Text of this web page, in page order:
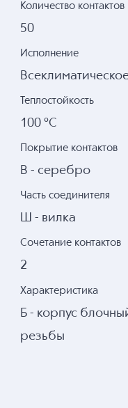
Количество контактов
50
Исполнение
Теплостойкость
100 °С
Покрытие контактов
В - серебро
Часть соединителя
Ш - вилка
Сочетание контактов
2
Характеристика
Б - корпус
резьбы